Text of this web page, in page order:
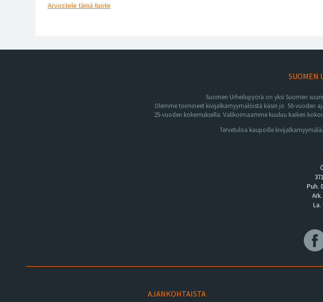
Arvostele tämä tuote
SUOMEN
Suomen Urheilupyörä on yksi Suomen
Olemme toimineet kivijalkamyymälöistä käsin jo 50-vuoden
25-vuoden kokemuksella. Valikoimaamme kuuluu kaiken
Tervetuloa kaupoille
Puh.
La.
AJANKOHTAISTA